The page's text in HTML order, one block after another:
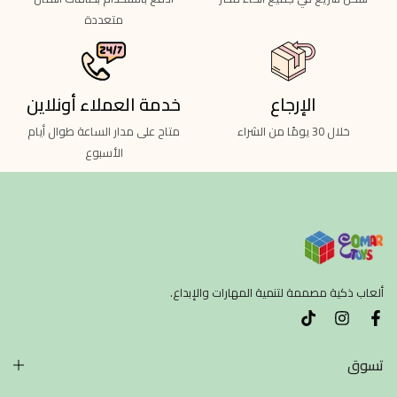
متعددة
الإرجاع
خلال 30 يومًا من الشراء
خدمة العملاء أونلاين
متاح على مدار الساعة طوال أيام
الأسبوع
ألعاب ذكية مصممة لتنمية المهارات والإبداع.
تسوق